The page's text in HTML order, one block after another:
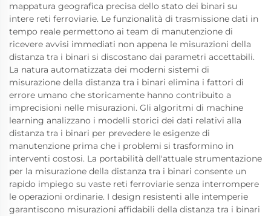
mappatura geografica precisa dello stato dei binari su
intere reti ferroviarie. Le funzionalità di trasmissione dati in
tempo reale permettono ai team di manutenzione di
ricevere avvisi immediati non appena le misurazioni della
distanza tra i binari si discostano dai parametri accettabili.
La natura automatizzata dei moderni sistemi di
misurazione della distanza tra i binari elimina i fattori di
errore umano che storicamente hanno contribuito a
imprecisioni nelle misurazioni. Gli algoritmi di machine
learning analizzano i modelli storici dei dati relativi alla
distanza tra i binari per prevedere le esigenze di
manutenzione prima che i problemi si trasformino in
interventi costosi. La portabilità dell'attuale strumentazione
per la misurazione della distanza tra i binari consente un
rapido impiego su vaste reti ferroviarie senza interrompere
le operazioni ordinarie. I design resistenti alle intemperie
garantiscono misurazioni affidabili della distanza tra i binari